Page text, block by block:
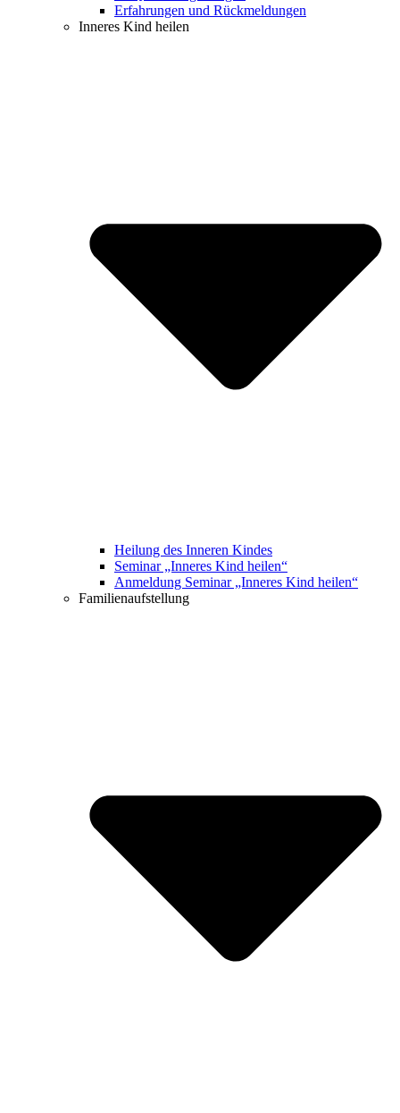
Erfahrungen und Rückmeldungen
Inneres Kind heilen
Heilung des Inneren Kindes
Seminar „Inneres Kind heilen“
Anmeldung Seminar „Inneres Kind heilen“
Familienaufstellung